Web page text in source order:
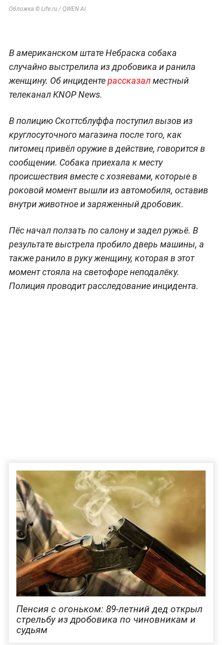
Обложка © Life.ru / QWEN AI
В американском штате Небраска собака
случайно выстрелила из дробовика и ранила
женщину. Об инцидентерассказалместный
телеканал KNOP News.
В полицию Скоттсблуффа поступил вызов из
круглосуточного магазина после того, как
питомец привёл оружие в действие, говорится в
сообщении. Собака приехала к месту
происшествия вместе с хозяевами, которые в
роковой момент вышли из автомобиля, оставив
внутри животное и заряженный дробовик.
Пёс начал ползать по салону и задел ружьё. В
результате выстрела пробило дверь машины, а
также ранило в руку женщину, которая в этот
момент стояла на светофоре неподалёку.
Полиция проводит расследование инцидента.
Пенсия с огоньком: 89-летний дед открыл
стрельбу из дробовика по чиновникам и
судьям